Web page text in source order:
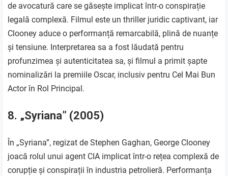
de avocatură care se găsește implicat într-o conspirație
legală complexă. Filmul este un thriller juridic captivant, iar
Clooney aduce o performanță remarcabilă, plină de nuanțe
și tensiune. Interpretarea sa a fost lăudată pentru
profunzimea și autenticitatea sa, și filmul a primit șapte
nominalizări la premiile Oscar, inclusiv pentru Cel Mai Bun
Actor în Rol Principal.
8. „Syriana” (2005)
În „Syriana”, regizat de Stephen Gaghan, George Clooney
joacă rolul unui agent CIA implicat într-o rețea complexă de
corupție și conspirații în industria petrolieră. Performanța